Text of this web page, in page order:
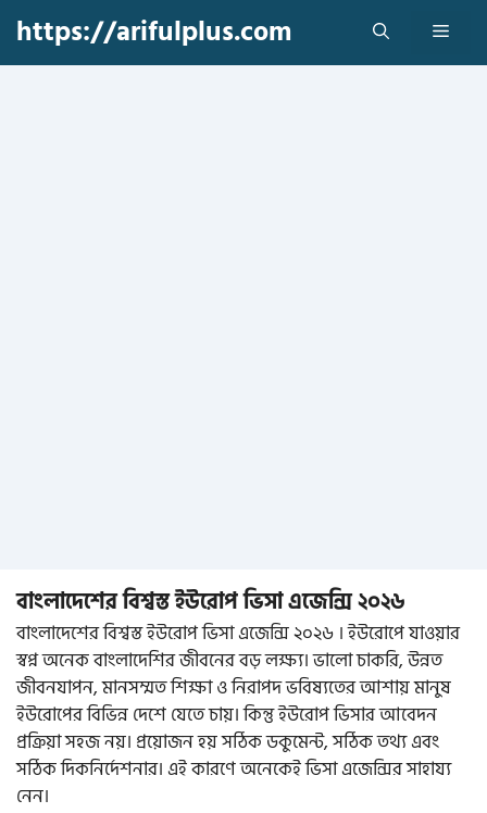
content
https://arifulplus.com Menu
বাংলাদেশের বিশ্বস্ত ইউরোপ ভিসা এজেন্সি ২০২৬
বাংলাদেশের বিশ্বস্ত ইউরোপ ভিসা এজেন্সি ২০২৬ । ইউরোপে যাওয়ার
স্বপ্ন অনেক বাংলাদেশির জীবনের বড় লক্ষ্য। ভালো চাকরি, উন্নত
জীবনযাপন, মানসম্মত শিক্ষা ও নিরাপদ ভবিষ্যতের আশায় মানুষ
ইউরোপের বিভিন্ন দেশে যেতে চায়। কিন্তু ইউরোপ ভিসার আবেদন
প্রক্রিয়া সহজ নয়। প্রয়োজন হয় সঠিক ডকুমেন্ট, সঠিক তথ্য এবং
সঠিক দিকনির্দেশনার। এই কারণে অনেকেই ভিসা এজেন্সির সাহায্য
নেন।